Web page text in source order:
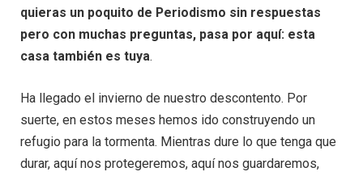
quieras un poquito de Periodismo sin respuestas
pero con muchas preguntas, pasa por aquí: esta
casa también es tuya.
Ha llegado el invierno de nuestro descontento. Por
suerte, en estos meses hemos ido construyendo un
refugio para la tormenta. Mientras dure lo que tenga que
durar, aquí nos protegeremos, aquí nos guardaremos,